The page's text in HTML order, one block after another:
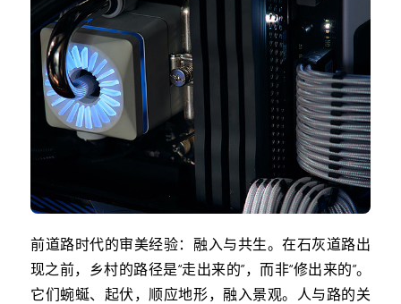
前道路时代的审美经验：融入与共生。在石灰道路出
现之前，乡村的路径是“走出来的”，而非“修出来的”。
它们蜿蜒、起伏，顺应地形，融入景观。人与路的关